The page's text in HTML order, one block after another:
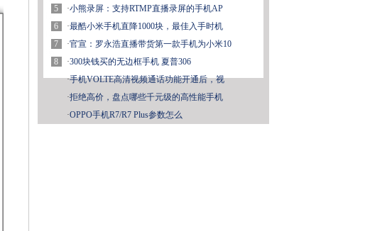
5
6
7
8
·小熊录屏：支持RTMP直播录屏的手机AP
·最酷小米手机直降1000块，最佳入手时机
·官宣：罗永浩直播带货第一款手机为小米10
·300块钱买的无边框手机 夏普306
·手机VOLTE高清视频通话功能开通后，视
·拒绝高价，盘点哪些千元级的高性能手机
·OPPO手机R7/R7 Plus参数怎么